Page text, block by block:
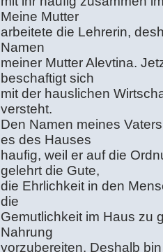
Meine Mutter
arbeitete die Lehrerin,
Namen
meiner Mutter Alevtina.
beschaftigt sich
mit der hauslichen
versteht.
Den Namen meines
es des Hauses
haufig, weil er auf die
gelehrt die Gute,
die Ehrlichkeit in den
die
Gemutlichkeit im Haus zu
Nahrung
vorzubereiten. Deshalb